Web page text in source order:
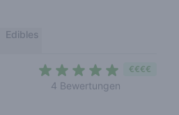
Edibles
4 Bewertungen
€€€€